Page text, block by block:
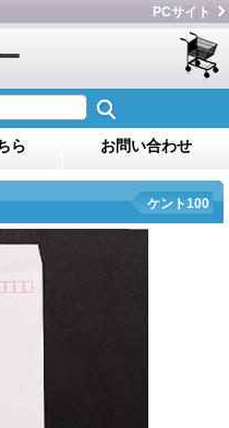
PCサイト
ら お問い合わせ
ケント100